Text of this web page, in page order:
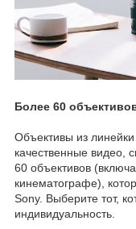
Более 60
Объективы из
качественные видео,
60 объективов
кинематографе),
Sony. Выберите тот,
индивидуальность.